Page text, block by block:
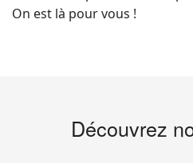
On est là pour vous !
Découvrez